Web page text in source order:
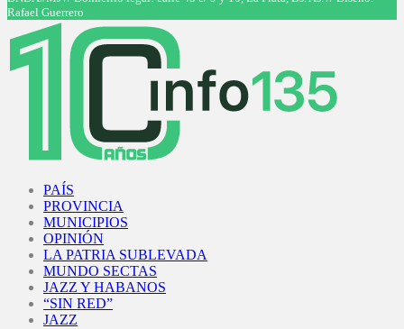
Rafael Guerrero
PAÍS
PROVINCIA
MUNICIPIOS
OPINIÓN
LA PATRIA SUBLEVADA
MUNDO SECTAS
JAZZ Y HABANOS
“SIN RED”
JAZZ